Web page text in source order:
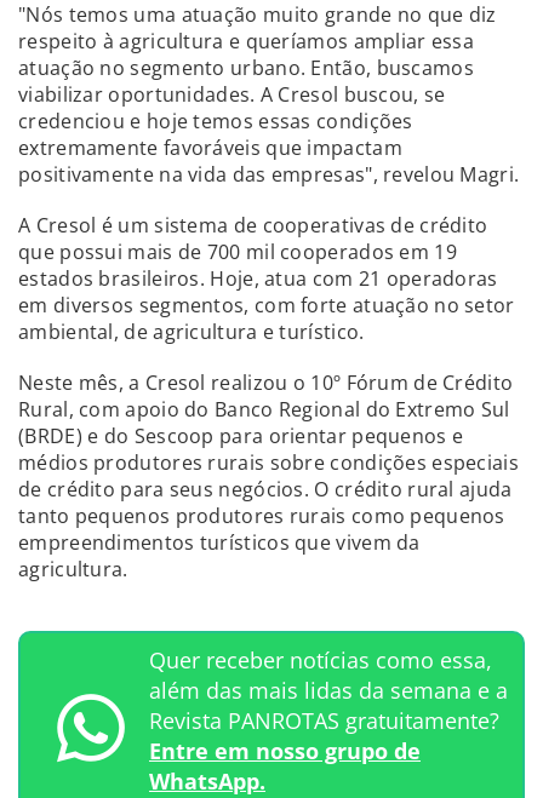
"Nós temos uma atuação muito grande no que diz
respeito à agricultura e queríamos ampliar essa
atuação no segmento urbano. Então, buscamos
viabilizar oportunidades. A Cresol buscou, se
credenciou e hoje temos essas condições
extremamente favoráveis que impactam
positivamente na vida das empresas", revelou Magri.
A Cresol é um sistema de cooperativas de crédito
que possui mais de 700 mil cooperados em 19
estados brasileiros. Hoje, atua com 21 operadoras
em diversos segmentos, com forte atuação no setor
ambiental, de agricultura e turístico.
Neste mês, a Cresol realizou o 10º Fórum de Crédito
Rural, com apoio do Banco Regional do Extremo Sul
(BRDE) e do Sescoop para orientar pequenos e
médios produtores rurais sobre condições especiais
de crédito para seus negócios. O crédito rural ajuda
tanto pequenos produtores rurais como pequenos
empreendimentos turísticos que vivem da
agricultura.
Quer receber notícias como essa,
além das mais lidas da semana e a
Revista PANROTAS gratuitamente?
Entre em nosso grupo de
WhatsApp.